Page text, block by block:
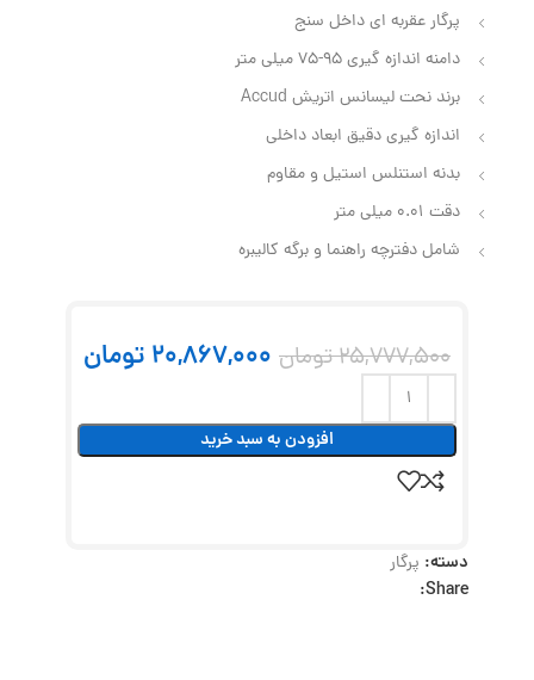
پرگار عقربه ای داخل سنج
دامنه اندازه گیری 95-75 میلی متر
برند نحت لیسانس اتریش Accud
اندازه گیری دقیق ابعاد داخلی
بدنه استنلس استیل و مقاوم
دقت 0.01 میلی متر
شامل دفترچه راهنما و برگه کالیبره
25,777,500تومان 20,867,000 تومان
افزودن به سبد خرید
دسته: پرگار
Share: